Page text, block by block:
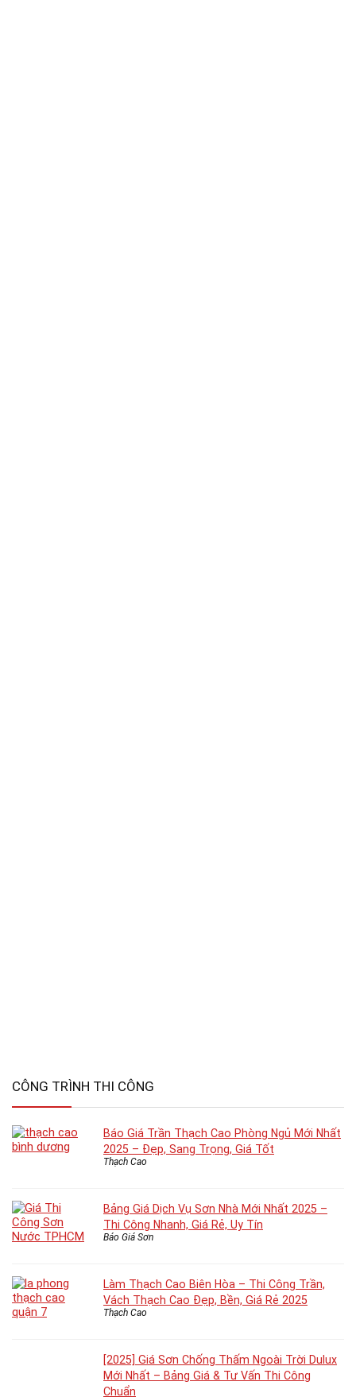
CÔNG TRÌNH THI CÔNG
Báo Giá Trần Thạch Cao Phòng Ngủ Mới Nhất
2025 – Đẹp, Sang Trọng, Giá Tốt
Thạch Cao
Bảng Giá Dịch Vụ Sơn Nhà Mới Nhất 2025 –
Thi Công Nhanh, Giá Rẻ, Uy Tín
Báo Giá Sơn
Làm Thạch Cao Biên Hòa – Thi Công Trần,
Vách Thạch Cao Đẹp, Bền, Giá Rẻ 2025
Thạch Cao
[2025] Giá Sơn Chống Thấm Ngoài Trời Dulux
Mới Nhất – Bảng Giá & Tư Vấn Thi Công
Chuẩn